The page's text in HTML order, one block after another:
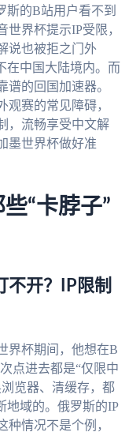
斯的B站用户看不到
界杯提示IP受限，
说也被拒之门外
中国大陆境内。而
的回国加速器。
赛的常见障碍，
，流畅享受中文解
墨世界杯做好准
“卡脖子”
不开？IP限制
界杯期间，他想在B
点进去都是“仅限中
览器、清缓存，都
域的。俄罗斯的IP
情况不是个例，